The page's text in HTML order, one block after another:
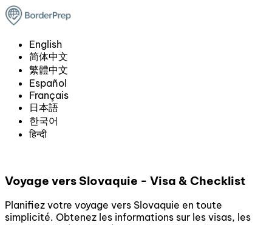
English
简体中文
繁體中文
Español
Français
日本語
한국어
हिन्दी
Voyage vers Slovaquie - Visa & Checklist
Planifiez votre voyage vers Slovaquie en toute
simplicité. Obtenez les informations sur les visas, les